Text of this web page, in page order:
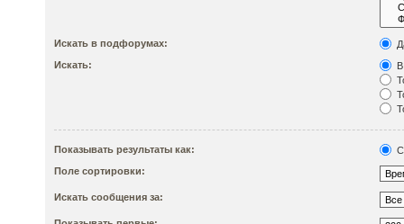
Искать в подфорумах:
Искать:
Показывать результаты как:
Поле сортировки:
Искать сообщения за: